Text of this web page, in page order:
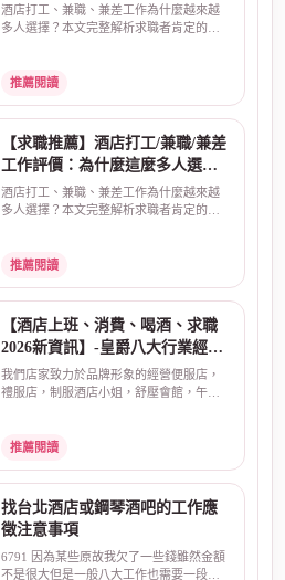
薪、安全是關鍵
酒店打工、兼職、兼差工作為什麼越來越
多人選擇？本文完整解析求職者肯定的三
推薦閱讀
【求職推薦】酒店打工/兼職/兼差
工作評價：為什麼這麼多人選
擇？真實原因告訴你
酒店打工、兼職、兼差工作為什麼越來越
多人選擇？本文完整解析求職者肯定的三
推薦閱讀
【酒店上班、消費、喝酒、求職
2026新資訊】-皇爵八大行業經紀
公司
我們店家致力於品牌形象的經營便服店，
禮服店，制服酒店小姐，舒壓會館，午茶
推薦閱讀
找台北酒店或鋼琴酒吧的工作應
徵注意事項
6791 因為某些原故我欠了一些錢雖然金額
不是很大但是一般八大工作也需要一段時